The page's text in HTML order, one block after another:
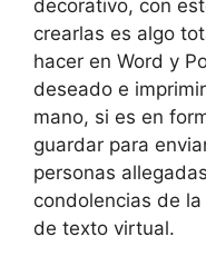
decorativo, con
crearlas es algo
hacer en Word y
deseado e
mano, si es en
guardar para
personas
condolencias de
de texto virtual.